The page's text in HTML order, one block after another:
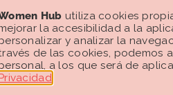
Hub utiliza cookies
la accesibilidad a la
y analizar la
de las cookies, podemos
a los que será de
.